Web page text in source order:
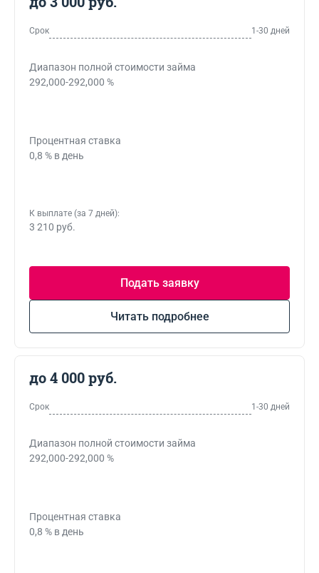
Срок 1-30 дней
Диапазон полной стоимости займа
292,000-292,000 %
Процентная ставка
0,8 % в день
К выплате (за 7 дней):
3 210 руб.
Подать заявку
Читать подробнее
до 4 000 руб.
Срок 1-30 дней
Диапазон полной стоимости займа
292,000-292,000 %
Процентная ставка
0,8 % в день